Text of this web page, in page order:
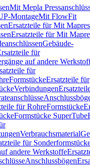
Mit Mepla
MontageMit FlowFit
Ersatzteile für Mit
Ersatzteile für Mit
Gebäude-
für
auf andere
für
FormstückeErsatzteile für
Verbindungen
für RohreFormstücke
Formstücke SuperTube
Verbrauchsmaterial
für
andere Werkstoffe
Anschlussbögen